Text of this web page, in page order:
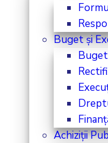
Buget și
Achiziții